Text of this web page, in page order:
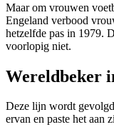
Maar om vrouwen
Engeland verbood
hetzelfde pas in 1979.
voorlopig niet.
Wereldbeker
Deze lijn wordt
ervan en paste het aan